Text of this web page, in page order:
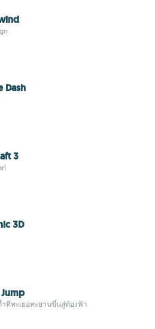
Dash
3
3D
ที่ทะเยอทะยานขึ้นสู่ท้องฟ้า